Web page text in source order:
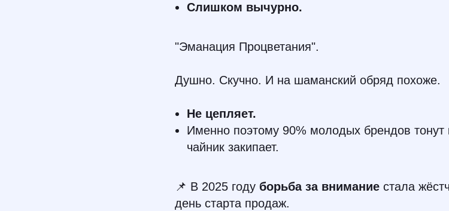
Слишком вычурно.
"Эманация Процветания".
Душно. Скучно. И на шаманский обряд похоже.
Не цепляет.
Именно поэтому 90% молодых брендов
чайник закипает.
📌 В 2025 году борьба за внимание стала
день старта продаж.